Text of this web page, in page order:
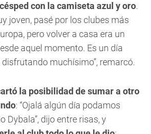
con la camiseta azul y oro.
joven, pasé por los clubes más
pero volver a casa era un
aquel momento. Es un día
muchísimo”, remarcó.
la posibilidad de sumar a otro
: “Ojalá algún día podamos
Dybala”, dijo entre risas, y